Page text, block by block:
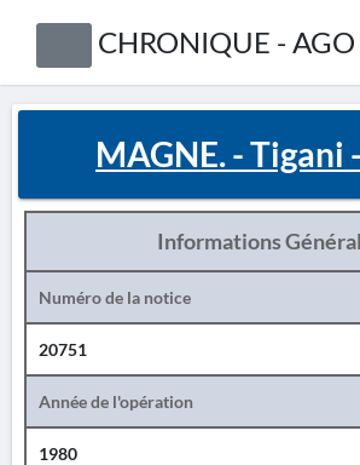
CHRONIQUE - AGO
MAGNE. - Tigani
Informations
Numéro de la notice
20751
Année de l'opération
1980